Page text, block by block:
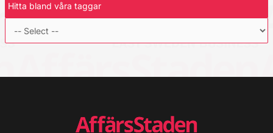
Hitta bland våra taggar